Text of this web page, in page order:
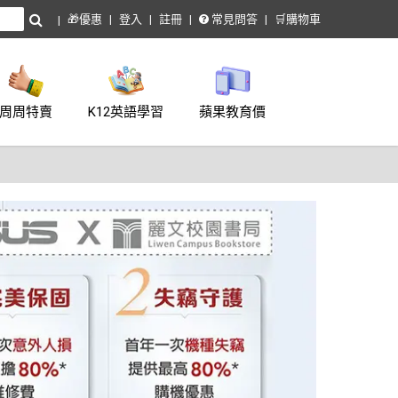
🎁優惠 登入 註冊 常見問答 🛒購物車
周周特賣 K12英語學習 蘋果教育價